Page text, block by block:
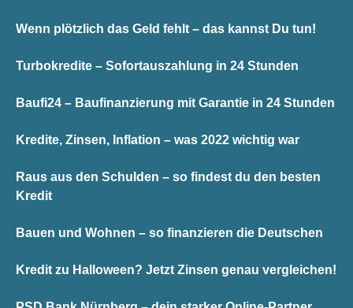
Wenn plötzlich das Geld fehlt – das kannst Du tun!
Turbokredite – Sofortauszahlung in 24 Stunden
Baufi24 – Baufinanzierung mit Garantie in 24 Stunden
Kredite, Zinsen, Inflation – was 2022 wichtig war
Raus aus den Schulden – so findest du den besten
Kredit
Bauen und Wohnen – so finanzieren die Deutschen
Kredit zu Halloween? Jetzt Zinsen genau vergleichen!